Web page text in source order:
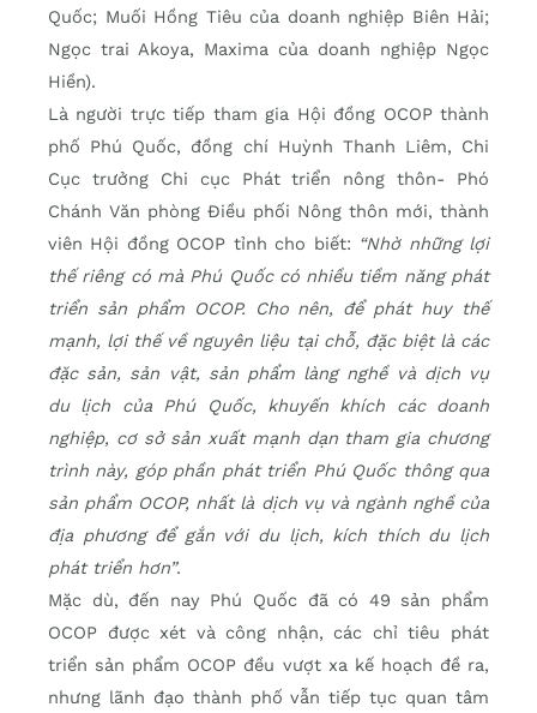
Quốc; Muối Hồng Tiêu của doanh nghiệp Biên Hải;
Ngọc trai Akoya, Maxima của doanh nghiệp Ngọc
Hiền).
Là người trực tiếp tham gia Hội đồng OCOP thành
phố Phú Quốc, đồng chí Huỳnh Thanh Liêm, Chi
Cục trưởng Chi cục Phát triển nông thôn- Phó
Chánh Văn phòng Điều phối Nông thôn mới, thành
viên Hội đồng OCOP tỉnh cho biết: “Nhờ những lợi
thế riêng có mà Phú Quốc có nhiều tiềm năng phát
triển sản phẩm OCOP. Cho nên, để phát huy thế
mạnh, lợi thế về nguyên liệu tại chỗ, đặc biệt là các
đặc sản, sản vật, sản phẩm làng nghề và dịch vụ
du lịch của Phú Quốc, khuyến khích các doanh
nghiệp, cơ sở sản xuất mạnh dạn tham gia chương
trình này, góp phần phát triển Phú Quốc thông qua
sản phẩm OCOP, nhất là dịch vụ và ngành nghề của
địa phương để gắn với du lịch, kích thích du lịch
phát triển hơn”.
Mặc dù, đến nay Phú Quốc đã có 49 sản phẩm
OCOP được xét và công nhận, các chỉ tiêu phát
triển sản phẩm OCOP đều vượt xa kế hoạch đề ra,
nhưng lãnh đạo thành phố vẫn tiếp tục quan tâm